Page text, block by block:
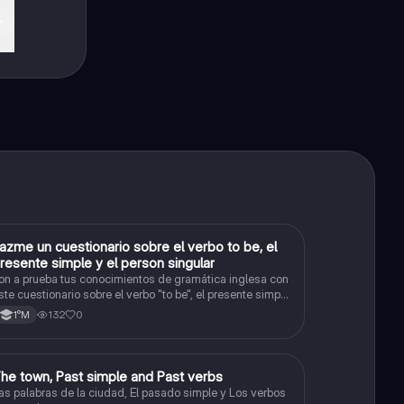
Inglés un cuestionario sobre el verbo to be, el
simple y el person singular
a prueba tus conocimientos de gramática inglesa con
cuestionario sobre el verbo "to be", el presente simple
y la tercera persona del singular.
1°M 132 0
Ingléstown, Past simple and Past verbs
palabras de la ciudad, El pasado simple y Los verbos